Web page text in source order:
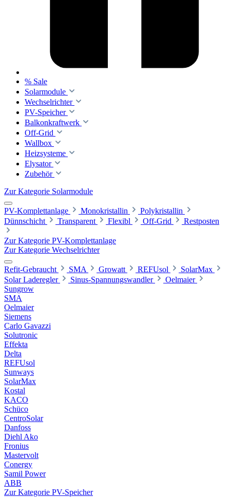
% Sale
Solarmodule
Wechselrichter
PV-Speicher
Balkonkraftwerk
Off-Grid
Wallbox
Heizsysteme
Elysator
Zubehör
Zur Kategorie Solarmodule
PV-Komplettanlage Monokristallin
Polykristallin
Dünnschicht
Transparent Flexibl Off-Grid Restposten
Zur Kategorie PV-Komplettanlage
Zur Kategorie Wechselrichter
Refit-Gebraucht SMA Growatt REFUsol
SolarMax
Solar Laderegler
Sinus-Spannungswandler
Oelmaier
Sungrow
SMA
Oelmaier
Siemens
Carlo Gavazzi
Solutronic
Effekta
Delta
REFUsol
Sunways
SolarMax
Kostal
KACO
Schüco
CentroSolar
Danfoss
Diehl Ako
Fronius
Mastervolt
Conergy
Samil Power
ABB
Zur Kategorie PV-Speicher